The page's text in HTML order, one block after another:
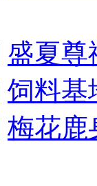
盛夏尊
饲料基
梅花鹿